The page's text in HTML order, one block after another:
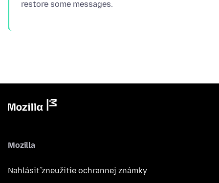
Mozilla
Nahlásiť zneužitie ochrannej známky